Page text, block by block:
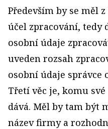
Především by se měl
účel zpracování, tedy
osobní údaje
uveden rozsah
osobní údaje správce
Třetí věc je, komu
dává. Měl by tam být
název firmy a